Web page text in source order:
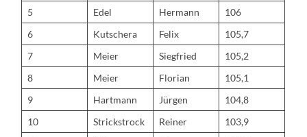
5
Edel Hermann
106
6
Kutschera Felix
105,7
7
Meier Siegfried
105,2
8
Meier Florian
105,1
9
Hartmann Jürgen
104,8
10
Strickstrock Reiner
103,9